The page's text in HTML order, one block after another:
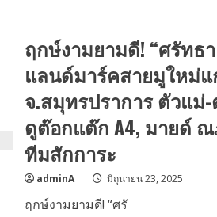
Audition!!
รุ่น
ใหม่
“บิวตี้-
เซียน”
ทำบุญ
เลี้ยง
อาหาร
เสิร์ฟ
รอย
ให้
เด็ก
พิการ
ที่
บ้าน
น
ฤกษ์งามยามดี! “ศรัทธ
แลนด์มาร์คสายมูใหม่แ
จ.สมุทรปราการ ตัวแม่
ดูต๊อกแต๊ก A4, มายด์ ณ
ทีมสักการะ
adminA มิถุนายน 23, 2025
ฤกษ์งามยามดี! “ศรั